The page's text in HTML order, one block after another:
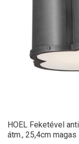
HOEL Feketével
átm., 25,4cm magas